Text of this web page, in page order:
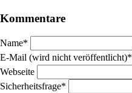
Kommentare
Pflichtfeld
Name*
Pflichtfeld
E-Mail (wird nicht veröffentlicht)*
Webseite
Pflichtfeld
Sicherheitsfrage*